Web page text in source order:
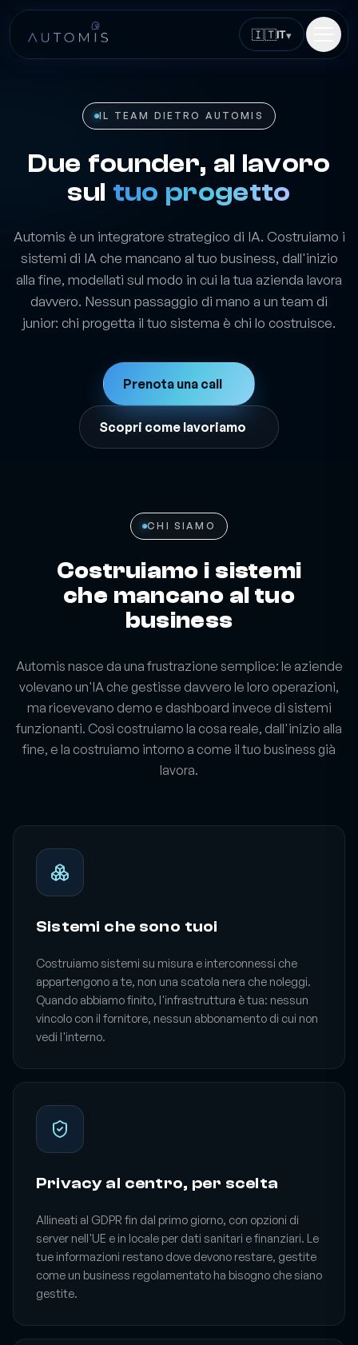
🇮🇹IT▾
IL TEAM DIETRO AUTOMIS
Due founder, al lavoro
sul tuo progetto
Automis è un integratore strategico di IA. Costruiamo i
sistemi di IA che mancano al tuo business, dall'inizio
alla fine, modellati sul modo in cui la tua azienda lavora
davvero. Nessun passaggio di mano a un team di
junior: chi progetta il tuo sistema è chi lo costruisce.
Prenota una call
Scopri come lavoriamo
CHI SIAMO
Costruiamo i sistemi
che mancano al tuo
business
Automis nasce da una frustrazione semplice: le aziende
volevano un'IA che gestisse davvero le loro operazioni,
ma ricevevano demo e dashboard invece di sistemi
funzionanti. Così costruiamo la cosa reale, dall'inizio alla
fine, e la costruiamo intorno a come il tuo business già
lavora.
Sistemi che sono tuoi
Costruiamo sistemi su misura e interconnessi che
appartengono a te, non una scatola nera che noleggi.
Quando abbiamo finito, l'infrastruttura è tua: nessun
vincolo con il fornitore, nessun abbonamento di cui non
vedi l'interno.
Privacy al centro, per scelta
Allineati al GDPR fin dal primo giorno, con opzioni di
server nell'UE e in locale per dati sanitari e finanziari. Le
tue informazioni restano dove devono restare, gestite
come un business regolamentato ha bisogno che siano
gestite.